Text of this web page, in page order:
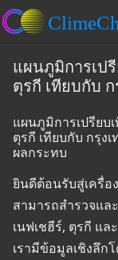
แผนภูมิการเป
ตุรกี เทียบกับ ก
แผนภูมิการเปรียบ
ตุรกี เทียบกับ กรุง
ผลกระทบ
ยินดีต้อนรับสู่เครื่อ
สามารถสำรวจแล
เนฟเชฮีร์, ตุรกี แ
เรามีข้อมูลเชิงลึก